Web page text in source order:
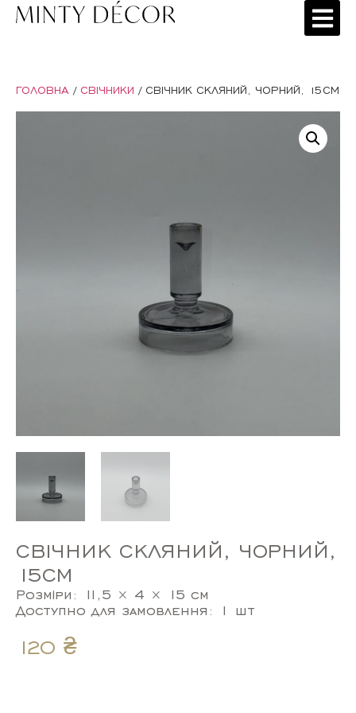
ГОЛОВНА / СВІЧНИКИ / СВІЧНИК СКЛЯНИЙ, ЧОРНИЙ, 15СМ
СВІЧНИК СКЛЯНИЙ, ЧОРНИЙ,
15СМ
Розміри: 11,5 × 4 × 15 см
Доступно для замовлення: 1 шт
120 ₴